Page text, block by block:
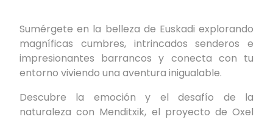
Sumérgete en la belleza de Euskadi explorando
magníficas cumbres, intrincados senderos e
impresionantes barrancos y conecta con tu
entorno viviendo una aventura inigualable.
Descubre la emoción y el desafío de la
naturaleza con Menditxik, el proyecto de Oxel